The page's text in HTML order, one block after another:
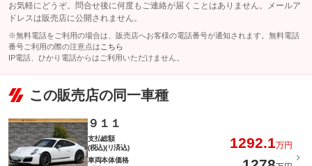
お気軽にどうぞ。問合せ後に何度もご連絡が届くことはありません。メールア
ドレスは販売店に公開されません。
※無料電話をご利用の場合は、販売店へお客様の電話番号が通知されます。無料電話
番号ご利用の際の注意点は こちら
IP電話、ひかり電話からはご利用いただけません。
この販売店の同一車種
９１１
支払総額
(税込)(リ済込)
1292.1万円
車両本体価格